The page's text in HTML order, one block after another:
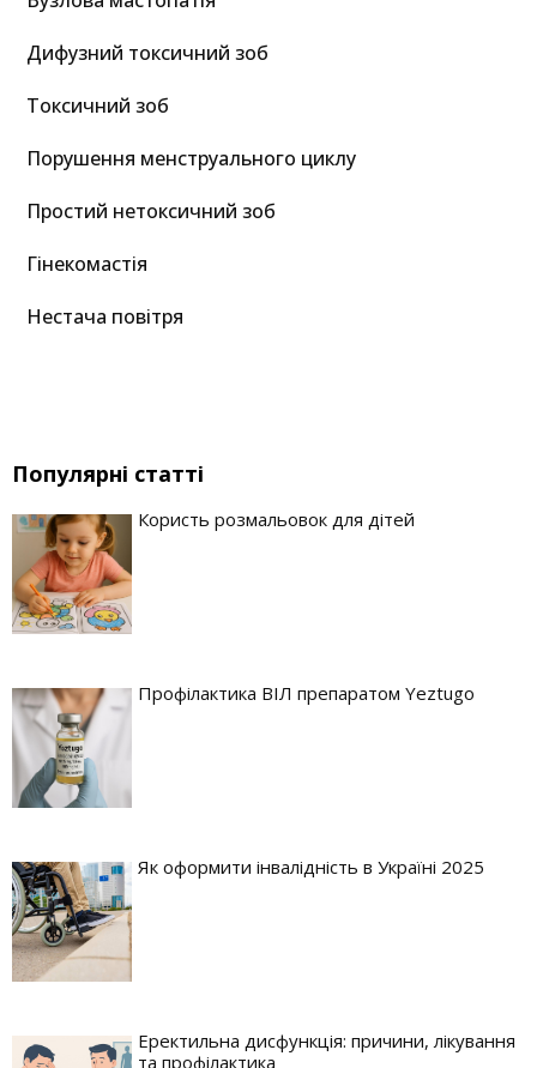
Дифузний токсичний зоб
Токсичний зоб
Порушення менструального циклу
Простий нетоксичний зоб
Гінекомастія
Нестача повітря
Популярні статті
Користь розмальовок для дітей
Профілактика ВІЛ препаратом Yeztugo
Як оформити інвалідність в Україні 2025
Еректильна дисфункція: причини, лікування
та профілактика